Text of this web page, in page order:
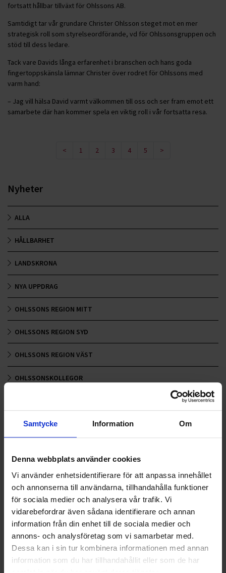
Samtycke Information Om
Denna webbplats använder cookies
Vi använder enhetsidentifierare för att anpassa innehållet
och annonserna till användarna, tillhandahålla funktioner
för sociala medier och analysera vår trafik. Vi
vidarebefordrar även sådana identifierare och annan
information från din enhet till de sociala medier och
annons- och analysföretag som vi samarbetar med.
Dessa kan i sin tur kombinera informationen med annan
information som du har tillhandahållit eller som de har
fortsatt hållbar tillväxt för Ohlssons AB.
Samtidigt tar vår grundare Christer Ohlsson steget mot en mer
strategisk roll som styrelseordförande, vd för Ohlssonsgruppen och
stöd till dess ledare.
Tack vare Davids långa erfarenhet i branschen och hans goda
fingertoppskänsla lämnar Christer över rodret för Ohlssons med
varm hand:
– Jag vill hälsa David varmt välkommen till oss och ser fram emot ett
samarbete där han kommer spela en viktig roll i vår fortsatta resa.
< 1 2 3 4 5 >
Nyheter
ALLA
HÅLLBARHET
LANDSKRONA
NYA UPPDRAG
OHLSSONS REGION MITT
OHLSSONS REGION SYD
OHLSSONS REGION VÄST
OHLSSONSKOLLEGOR
SAMARBETEN